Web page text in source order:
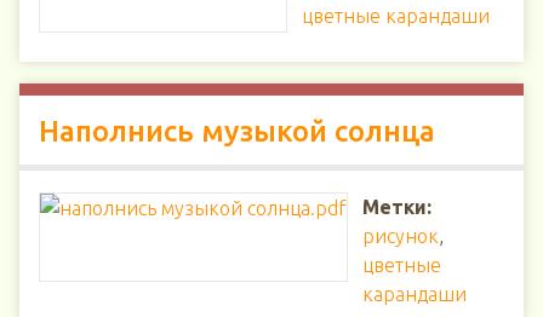
цветные карандаши
Наполнись музыкой солнца
Метки:
рисунок,
цветные
карандаши